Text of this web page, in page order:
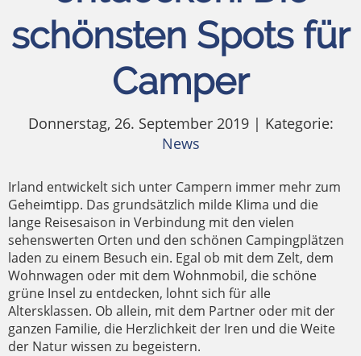
schönsten Spots für
Camper
Donnerstag, 26. September 2019 | Kategorie:
News
Irland entwickelt sich unter Campern immer mehr zum
Geheimtipp. Das grundsätzlich milde Klima und die
lange Reisesaison in Verbindung mit den vielen
sehenswerten Orten und den schönen Campingplätzen
laden zu einem Besuch ein. Egal ob mit dem Zelt, dem
Wohnwagen oder mit dem Wohnmobil, die schöne
grüne Insel zu entdecken, lohnt sich für alle
Altersklassen. Ob allein, mit dem Partner oder mit der
ganzen Familie, die Herzlichkeit der Iren und die Weite
der Natur wissen zu begeistern.